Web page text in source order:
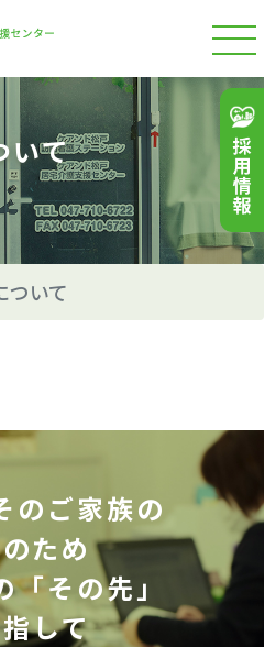
お知らせ
サービス紹介
会社概要
いて
ついて
のご家族の
ため
「その先」
して